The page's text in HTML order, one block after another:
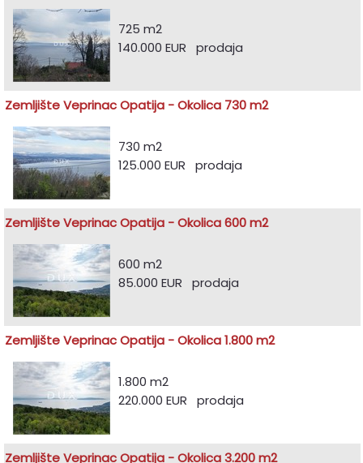
725 m2
140.000 EUR prodaja
Zemljište Veprinac Opatija - Okolica 730 m2
730 m2
125.000 EUR prodaja
Zemljište Veprinac Opatija - Okolica 600 m2
600 m2
85.000 EUR prodaja
Zemljište Veprinac Opatija - Okolica 1.800 m2
1.800 m2
220.000 EUR prodaja
Zemljište Veprinac Opatija - Okolica 3.200 m2